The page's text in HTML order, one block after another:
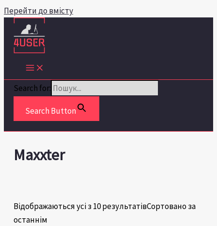
Перейти до вмісту
Search for:
Search Button
Maxxter
Відображаються усі з 10 результатівСортовано за
останнім